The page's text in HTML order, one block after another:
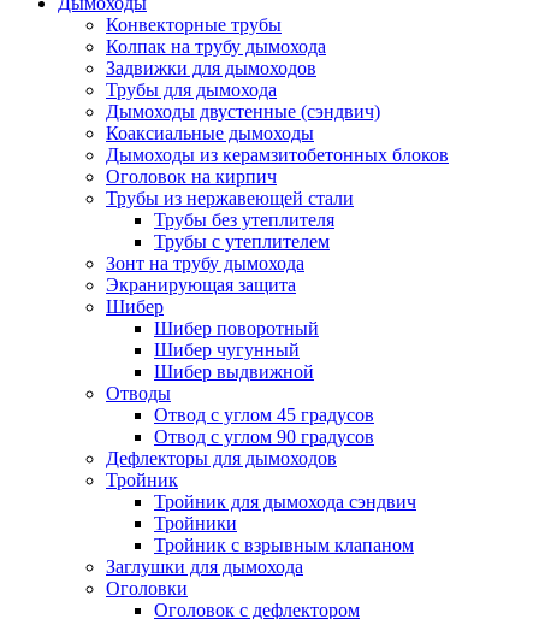
Конвекторные трубы
Колпак на трубу дымохода
Задвижки для дымоходов
Трубы для дымохода
Дымоходы двустенные (сэндвич)
Коаксиальные дымоходы
Дымоходы из керамзитобетонных блоков
Оголовок на кирпич
Трубы из нержавеющей стали
Трубы без утеплителя
Трубы с утеплителем
Зонт на трубу дымохода
Экранирующая защита
Шибер
Шибер поворотный
Шибер чугунный
Шибер выдвижной
Отводы
Отвод с углом 45 градусов
Отвод с углом 90 градусов
Дефлекторы для дымоходов
Тройник
Тройник для дымохода сэндвич
Тройники
Тройник с взрывным клапаном
Заглушки для дымохода
Оголовки
Оголовок с дефлектором